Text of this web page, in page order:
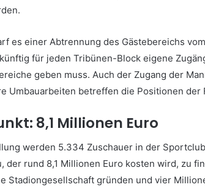
es einer Abtrennung des Gästebereichs
für jeden Tribünen-Block eigene
geben muss. Auch der Zugang der
Umbauarbeiten betreffen die Positionen
8,1 Millionen Euro
werden 5.334 Zuschauer in der
der rund 8,1 Millionen Euro kosten wird, zu
Stadiongesellschaft gründen und vier